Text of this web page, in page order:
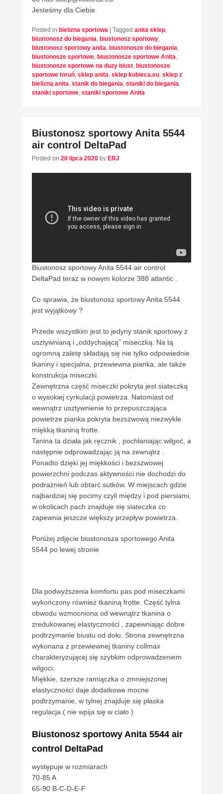
Jesteśmy dla Ciebie.
Posted in bielizna sportowa | Tagged anita sklep
biustonosz do biegania biustonosz sportowy
biustonosz sportowy anita biustonosze do biegania
biustonosze sportowe biustonosze sportowe Anita
biustonosze sportowe na duzy biust biustonosze
sportowe toruń sklep anita sklep kobieca.eu sklep z
bielizną anita stanik do biegania staniki do biegania
staniki sportowe staniki sportowe Anita
Biustonosz sportowy Anita 5544
air control DeltaPad
Posted on 20 lipca 2020 by ERJ
Biustonosz sportowy Anita 5544 air control
DeltaPad teraz w nowym kolorze 388 atlantic .
Co sprawia, że biustonosz sportowy Anita 5544
jest wyjątkowy ?
Przede wszystkim jest to jedyny stanik sportowy z
usztywnianą i „oddychającą” miseczką. Na tą
ogromną zaletę składają się nie tylko odpowiednie
tkaniny i specjalna, przewiewna pianka, ale także
konstrukcja miseczki.
Zewnętrzna część miseczki pokryta jest siateczką
o wysokiej cyrkulacji powietrza. Natomiast od
wewnątrz usztywnienie to przepuszczająca
powietrze pianka pokryta bezszwową niezwykle
miękką tkaniną frotte.
Tanina ta działa jak ręcznik , pochłaniając wilgoć, a
następnie odprowadzając ją na zewnątrz .
Ponadto dzięki jej miękkości i bezszwowej
powierzchni podczas aktywności nie dochodzi do
podrażnień lub obtarć sutków. W miejscach gdzie
najbardziej się pocimy czyli między i pod piersiami,
w okolicach pach znajduje się siateczka co
zapewnia jeszcze większy przepływ powietrza.
Poniżej zdjęcie biustonosza sportowego Anita
5544 po lewej stronie
Dla podwyższenia komfortu pas pod miseczkami
wykończony również tkaniną frotte. Część tylna
obwodu wzmocniona od wewnątrz tkanina o
zredukowanej elastyczności , zapewniając dobre
podtrzymanie biustu od dołu. Strona zewnętrzna
wykonana z przewiewnej tkaniny collmax
charakteryzującej się szybkim odprowadzeniem
wilgoci.
Miękkie, szersze ramiączka o zmniejszonej
elastyczności daje dodatkowe mocne
podtrzymanie, w tylnej znajduje się płaska
regulacja ( nie wpija się w ciało )
Biustonosz sportowy Anita 5544 air
control DeltaPad
występuje w rozmiarach
70-85 A
65-90 B-C-D-E-F